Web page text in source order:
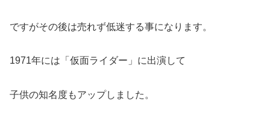
ですがその後は売れず低迷する事になります。
1971年には「仮面ライダー」に出演して
子供の知名度もアップしました。